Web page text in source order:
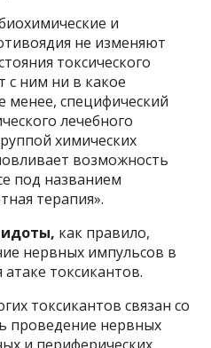
и
не изменяют
токсического
с ним ни в какое
менее, специфический
лечебного
химических
возможность
под названием
терапия».
как правило,
нервных импульсов в
токсикантов.
токсикантов связан со
проведение нервных